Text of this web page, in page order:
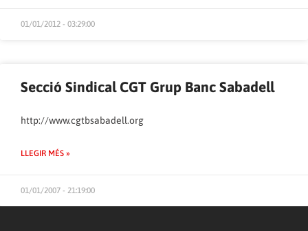
01/01/2012 - 03:29:00
Secció Sindical CGT Grup Banc Sabadell
http://www.cgtbsabadell.org
LLEGIR MÉS »
01/01/2007 - 21:19:00